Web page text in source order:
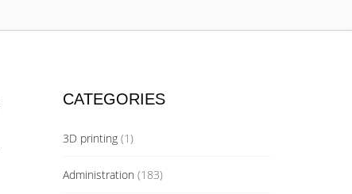
CATEGORIES
3D printing(1)
Administration (183)